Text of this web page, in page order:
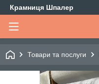
Крамниця Шпалер
Товари та послуги